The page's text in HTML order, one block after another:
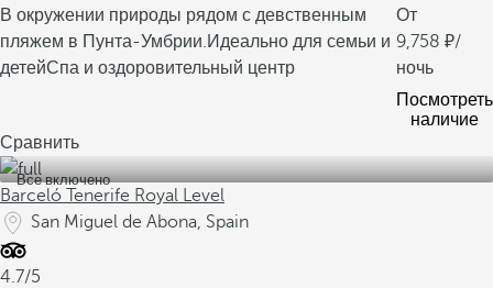
В окружении природы рядом с девственным
пляжем в Пунта-Умбрии.Идеально для семьи и
детейСпа и оздоровительный центр
От
9,758
/
ночь
Посмотреть
наличие
Сравнить
Все включено
Barceló Tenerife Royal Level
San Miguel de Abona, Spain
4.7/5